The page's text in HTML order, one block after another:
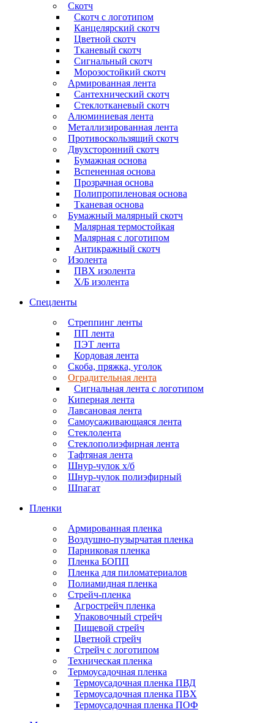
Скотч
Скотч с логотипом
Канцелярский скотч
Цветной скотч
Тканевый скотч
Сигнальный скотч
Морозостойкий скотч
Армированная лента
Сантехнический скотч
Стеклотканевый скотч
Алюминиевая лента
Металлизированная лента
Противоскользящий скотч
Двухсторонний скотч
Бумажная основа
Вспененная основа
Прозрачная основа
Полипропиленовая основа
Тканевая основа
Бумажный малярный скотч
Малярная термостойкая
Малярная с логотипом
Антикражный скотч
Изолента
ПВХ изолента
Х/Б изолента
Спецленты
Стреппинг ленты
ПП лента
ПЭТ лента
Кордовая лента
Скоба, пряжка, уголок
Оградительная лента
Сигнальная лента с логотипом
Киперная лента
Лавсановая лента
Самоусаживающаяся лента
Стеклолента
Стеклополиэфирная лента
Тафтяная лента
Шнур-чулок х/б
Шнур-чулок полиэфирный
Шпагат
Пленки
Армированная пленка
Воздушно-пузырчатая пленка
Парниковая пленка
Пленка БОПП
Пленка для пиломатериалов
Полиамидная пленка
Стрейч-пленка
Агрострейч пленка
Упаковочный стрейч
Пищевой стрейч
Цветной стрейч
Стрейч с логотипом
Техническая пленка
Термоусадочная пленка
Термоусадочная пленка ПВД
Термоусадочная пленка ПВХ
Термоусадочная пленка ПОФ